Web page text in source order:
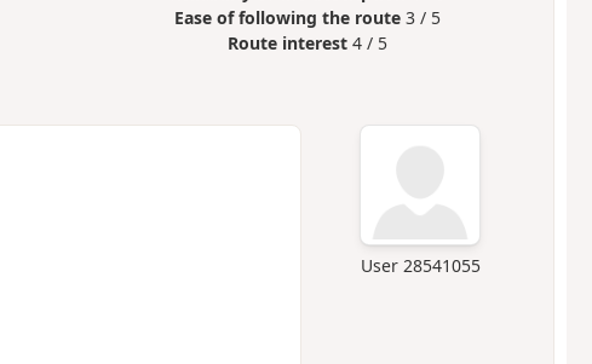
Ease of following the route 3 / 5
Route interest 4 / 5
User 28541055